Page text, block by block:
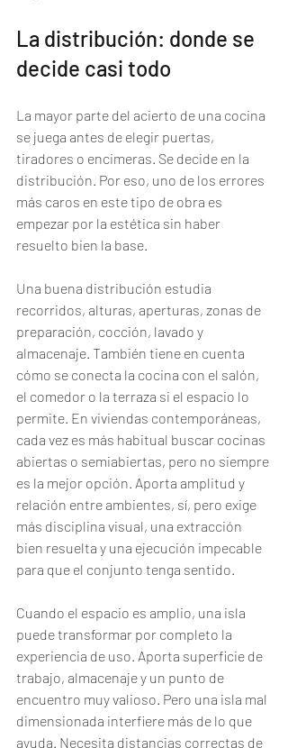
La distribución: donde se
decide casi todo
La mayor parte del acierto de una cocina
se juega antes de elegir puertas,
tiradores o encimeras. Se decide en la
distribución. Por eso, uno de los errores
más caros en este tipo de obra es
empezar por la estética sin haber
resuelto bien la base.
Una buena distribución estudia
recorridos, alturas, aperturas, zonas de
preparación, cocción, lavado y
almacenaje. También tiene en cuenta
cómo se conecta la cocina con el salón,
el comedor o la terraza si el espacio lo
permite. En viviendas contemporáneas,
cada vez es más habitual buscar cocinas
abiertas o semiabiertas, pero no siempre
es la mejor opción. Aporta amplitud y
relación entre ambientes, sí, pero exige
más disciplina visual, una extracción
bien resuelta y una ejecución impecable
para que el conjunto tenga sentido.
Cuando el espacio es amplio, una isla
puede transformar por completo la
experiencia de uso. Aporta superficie de
trabajo, almacenaje y un punto de
encuentro muy valioso. Pero una isla mal
dimensionada interfiere más de lo que
ayuda. Necesita distancias correctas de